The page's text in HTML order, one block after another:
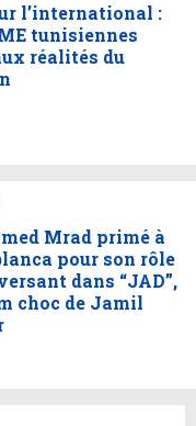
l’international :
tunisiennes
réalités du
Mrad primé à
pour son rôle
dans “JAD”,
choc de Jamil